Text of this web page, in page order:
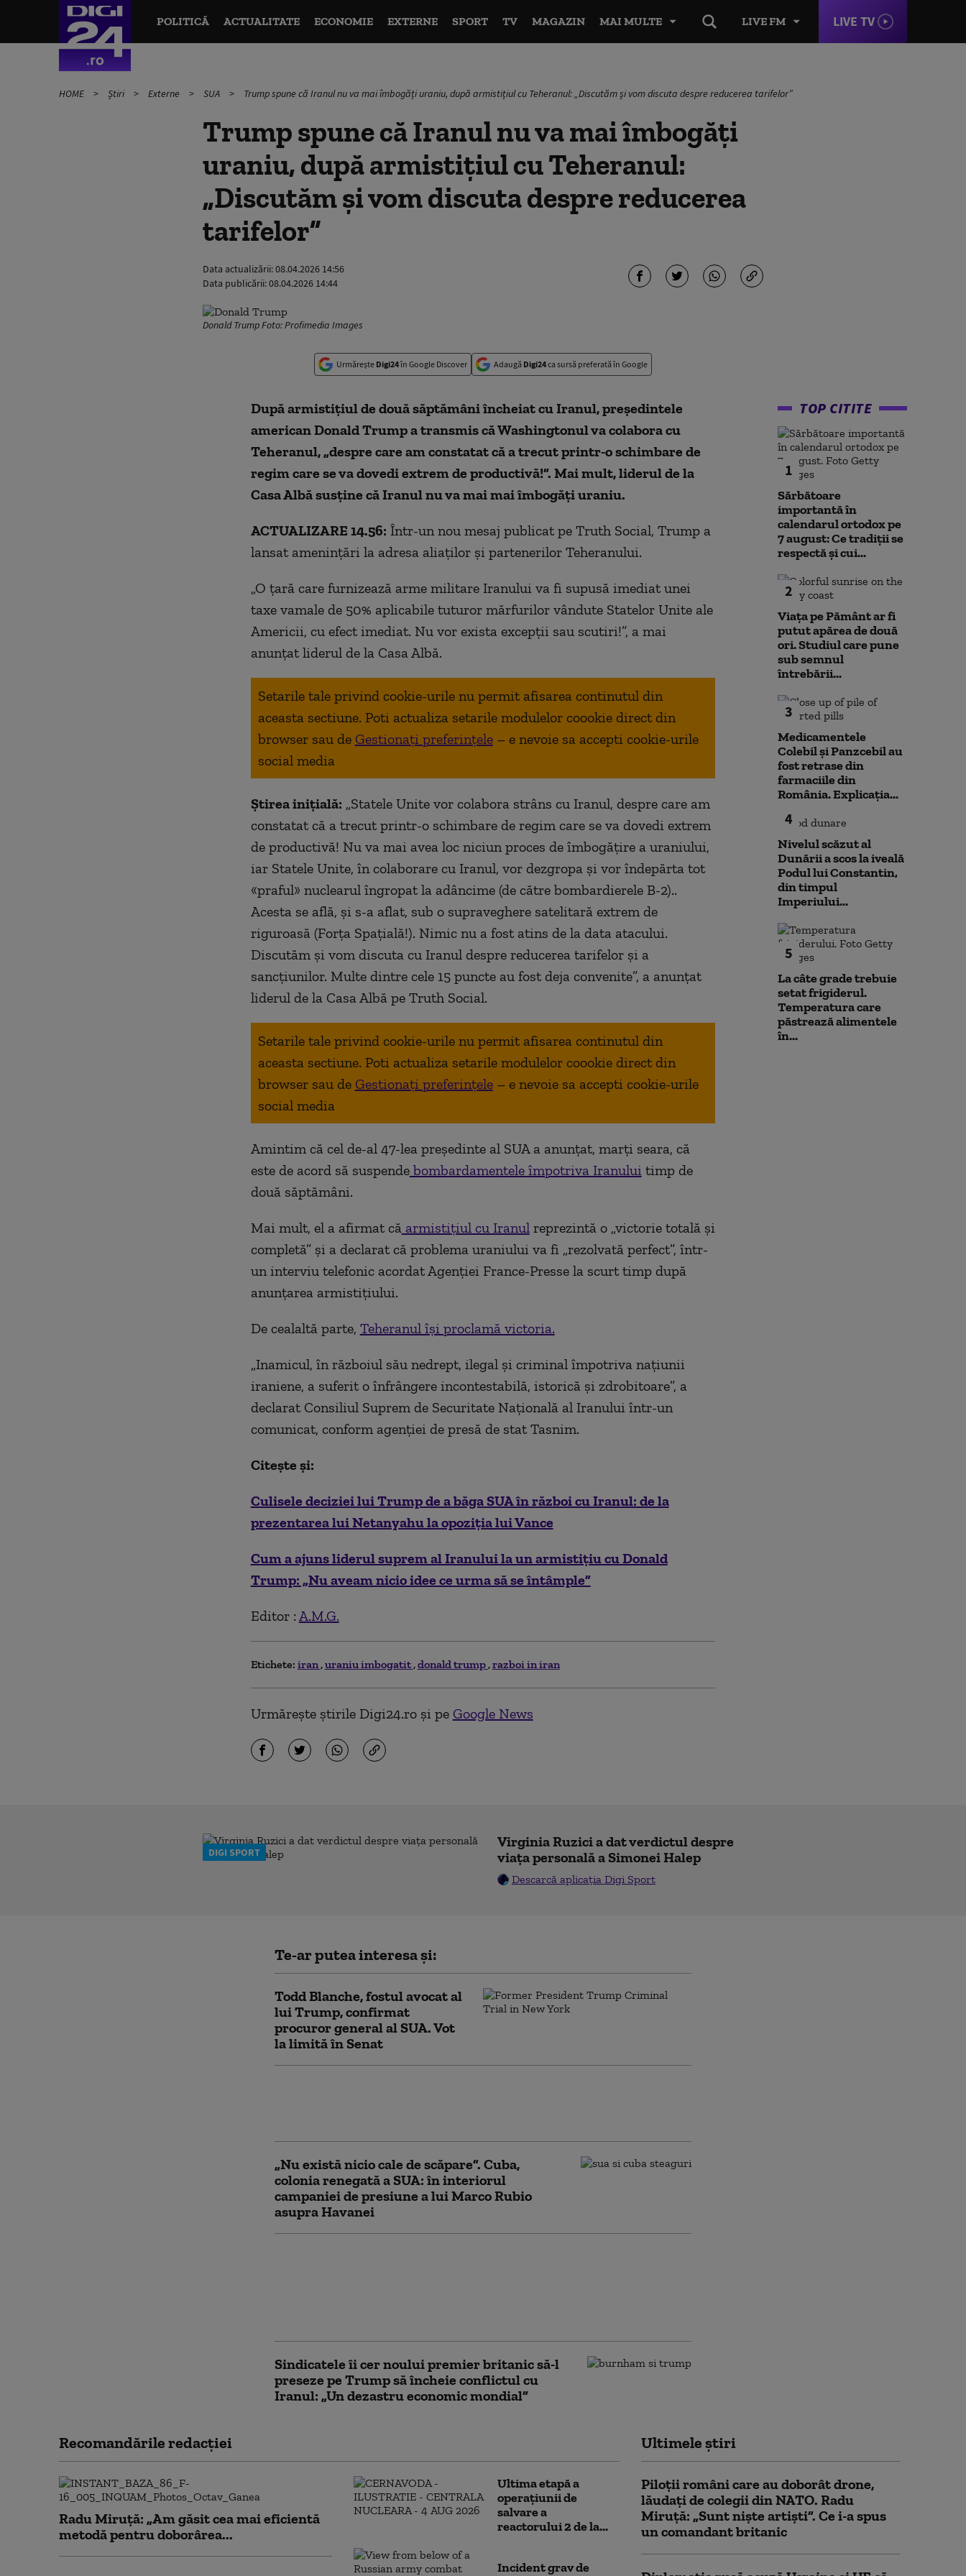
LIVE FM LIVE TV
POLITICĂ ACTUALITATE ECONOMIE EXTERNE SPORT TV MAGAZIN MAI MULTE
HOME Știri Externe SUA Trump spune că Iranul nu va mai îmbogăți uraniu, după armistițiul cu Teheranul: „Discutăm și vom discuta despre reducerea tarifelor”
Trump spune că Iranul nu va mai îmbogăți
uraniu, după armistițiul cu Teheranul:
„Discutăm și vom discuta despre reducerea
tarifelor”
Data actualizării:08.04.2026 14:56
Data publicării:08.04.2026 14:44
Donald Trump Foto: Profimedia Images
Urmărește Digi24în Google Discover Adaugă Digi24ca sursă preferată în Google
După armistițiul de două săptămâni încheiat cu Iranul, președintele
american Donald Trump a transmis că Washingtonul va colabora cu
Teheranul, „despre care am constatat că a trecut printr-o schimbare de
regim care se va dovedi extrem de productivă!”. Mai mult, liderul de la
Casa Albă susține că Iranul nu va mai mai îmbogăți uraniu.
ACTUALIZARE 14.56: Într-un nou mesaj publicat pe Truth Social, Trump a
lansat amenințări la adresa aliaților și partenerilor Teheranului.
„O țară care furnizează arme militare Iranului va fi supusă imediat unei
taxe vamale de 50% aplicabile tuturor mărfurilor vândute Statelor Unite ale
Americii, cu efect imediat. Nu vor exista excepții sau scutiri!”, a mai
anunțat liderul de la Casa Albă.
Setarile tale privind cookie-urile nu permit afisarea continutul din
aceasta sectiune. Poti actualiza setarile modulelor coookie direct din
browser sau de Gestionați preferințele – e nevoie sa accepti cookie-urile
social media
Știrea inițială: „Statele Unite vor colabora strâns cu Iranul, despre care am
constatat că a trecut printr-o schimbare de regim care se va dovedi extrem
de productivă! Nu va mai avea loc niciun proces de îmbogățire a uraniului,
iar Statele Unite, în colaborare cu Iranul, vor dezgropa și vor îndepărta tot
«praful» nuclearul îngropat la adâncime (de către bombardierele B-2)..
Acesta se află, și s-a aflat, sub o supraveghere satelitară extrem de
riguroasă (Forța Spațială!). Nimic nu a fost atins de la data atacului.
Discutăm și vom discuta cu Iranul despre reducerea tarifelor și a
sancțiunilor. Multe dintre cele 15 puncte au fost deja convenite”, a anunțat
liderul de la Casa Albă pe Truth Social.
Setarile tale privind cookie-urile nu permit afisarea continutul din
aceasta sectiune. Poti actualiza setarile modulelor coookie direct din
browser sau de Gestionați preferințele – e nevoie sa accepti cookie-urile
social media
Amintim că cel de-al 47-lea președinte al SUA a anunțat, marţi seara, că
este de acord să suspendebombardamentele împotriva Iranuluitimp de
două săptămâni.
Mai mult, el a afirmat căarmistițiul cu Iranulreprezintă o „victorie totală și
completă” și a declarat că problema uraniului va fi „rezolvată perfect”, într-
un interviu telefonic acordat Agenției France-Presse la scurt timp după
anunțarea armistițiului.
De cealaltă parte, Teheranul își proclamă victoria.
„Inamicul, în războiul său nedrept, ilegal și criminal împotriva națiunii
iraniene, a suferit o înfrângere incontestabilă, istorică și zdrobitoare”, a
declarat Consiliul Suprem de Securitate Națională al Iranului într-un
comunicat, conform agenției de presă de stat Tasnim.
Citește și:
Culisele deciziei lui Trump de a băga SUA în război cu Iranul: de la
prezentarea lui Netanyahu la opoziția lui Vance
Cum a ajuns liderul suprem al Iranului la un armistițiu cu Donald
Trump: „Nu aveam nicio idee ce urma să se întâmple”
Editor : A.M.G.
Etichete: iran uraniu imbogatit donald trump razboi in iran
Urmărește știrile Digi24.ro și pe Google News
TOP CITITE
1
Sărbătoare
importantă în
calendarul ortodox pe
7 august: Ce tradiții se
respectă și cui...
2
Viața pe Pământ ar fi
putut apărea de două
ori. Studiul care pune
sub semnul
întrebării...
3
Medicamentele
Colebil și Panzcebil au
fost retrase din
farmaciile din
România. Explicația...
4
Nivelul scăzut al
Dunării a scos la iveală
Podul lui Constantin,
din timpul
Imperiului...
5
La câte grade trebuie
setat frigiderul.
Temperatura care
păstrează alimentele
în...
DIGI SPORT
Virginia Ruzici a dat verdictul despre
viața personală a Simonei Halep
Descarcă aplicația Digi Sport
Te-ar putea interesa și:
Todd Blanche, fostul avocat al
lui Trump, confirmat
procuror general al SUA. Vot
la limită în Senat
„Nu există nicio cale de scăpare”. Cuba,
colonia renegată a SUA: în interiorul
campaniei de presiune a lui Marco Rubio
asupra Havanei
Sindicatele îi cer noului premier britanic să-l
preseze pe Trump să încheie conflictul cu
Iranul: „Un dezastru economic mondial”
Recomandările redacţiei
Radu Miruță: „Am găsit cea mai eficientă
metodă pentru doborârea...
Ultima etapă a
operațiunii de
salvare a
reactorului 2 de la...
Incident grav de
Ultimele știri
Piloții români care au doborât drone,
lăudați de colegii din NATO. Radu
Miruță: „Sunt niște artiști”. Ce i-a spus
un comandant britanic